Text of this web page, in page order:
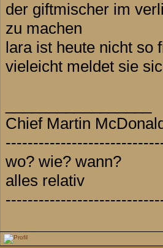
der giftmischer im
zu machen
lara ist heute nicht so
vieleicht meldet sie
Chief Martin
wo? wie? wann?
alles relativ